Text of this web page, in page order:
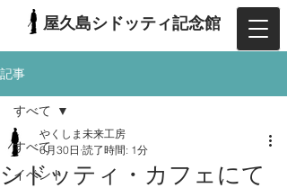
屋久島シドッティ記念館
記事
すべて
イベント
すべて
シドッティ・カフェにて
やくしま未来工房
6月30日 読了時間: 1分